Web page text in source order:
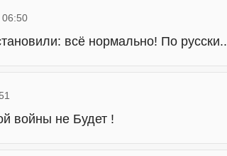
06:50
всё нормально! По русски..
войны не Будет !